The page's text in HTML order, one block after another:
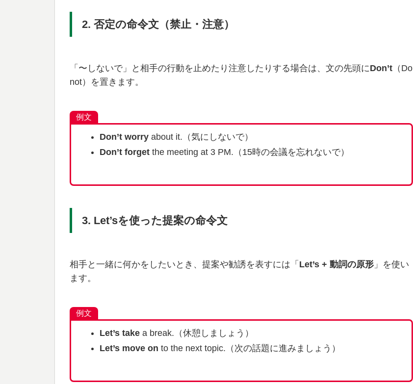
2. 否定の命令文（禁止・注意）
「〜しないで」と相手の行動を止めたり注意したりする場合は、文の先頭にDon’t （Do
not）を置きます。
例文
Don’t worryabout it.（気にしないで）
Don’t forgetthe meeting at 3 PM.（15時の会議を忘れないで）
3. Let’sを使った提案の命令文
相手と一緒に何かをしたいとき、提案や勧誘を表すには「 Let’s + 動詞の原形 」を使い
ます。
例文
Let’s takea break.（休憩しましょう）
Let’s move on to the next topic.（次の話題に進みましょう）